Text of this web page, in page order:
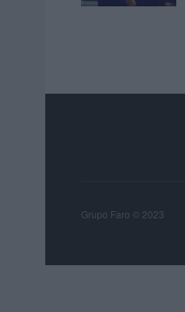
Grupo Faro © 2023